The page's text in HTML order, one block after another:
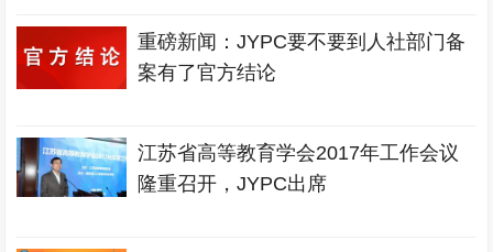
重磅新闻：JYPC要不要到人社部门备
案有了官方结论
江苏省高等教育学会2017年工作会议
隆重召开，JYPC出席